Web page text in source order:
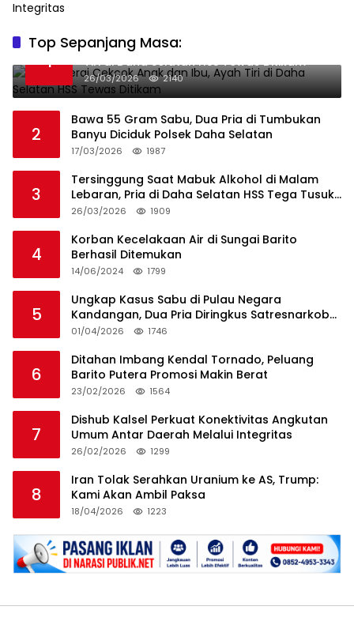
Top Sepanjang Masa:
1
Niat Melerai Cekcok Anak dan Ibu, Ayah
Tiri di Daha Selatan HSS Tewas Ditikam
26/03/2026 2140
2
Bawa 55 Gram Sabu, Dua Pria di Tumbukan
Banyu Diciduk Polsek Daha Selatan
17/03/2026 1987
3
Tersinggung Saat Mabuk Alkohol di Malam
Lebaran, Pria di Daha Selatan HSS Tega Tusuk
Teman Sendiri
26/03/2026 1909
4
Korban Kecelakaan Air di Sungai Barito
Berhasil Ditemukan
14/06/2024 1799
5
Ungkap Kasus Sabu di Pulau Negara
Kandangan, Dua Pria Diringkus Satresnarkoba
HSS
01/04/2026 1746
6
Ditahan Imbang Kendal Tornado, Peluang
Barito Putera Promosi Makin Berat
23/02/2026 1564
7
Dishub Kalsel Perkuat Konektivitas Angkutan
Umum Antar Daerah Melalui Integritas
26/02/2026 1299
8
Iran Tolak Serahkan Uranium ke AS, Trump:
Kami Akan Ambil Paksa
18/04/2026 1223